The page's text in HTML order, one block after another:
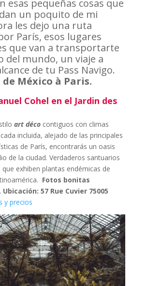
esas pequeñas cosas que
un poquito de mi
les dejo una ruta
París, esos lugares
que van a transportarte
del mundo, un viaje a
de tu Pass Navigo.
México à Paris.
Cohel en el Jardin des
art déco contiguos con climas
incluida, alejado de las principales
de París, encontrarás un oasis
de la ciudad. Verdaderos santuarios
que exhiben plantas endémicas de
Fotos bonitas
Ubicación: 57 Rue Cuvier 75005
y precios